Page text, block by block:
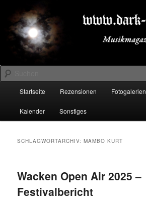
primären
Inhalt
springen
sekundären
Inhalt
springenDARK-FESTIVALS.DE
Suchen
Startseite Rezensionen Fotogalerien
Kalender Sonstiges
SCHLAGWORTARCHIV:MAMBO KURT
Wacken Open Air 2025 –
Festivalbericht